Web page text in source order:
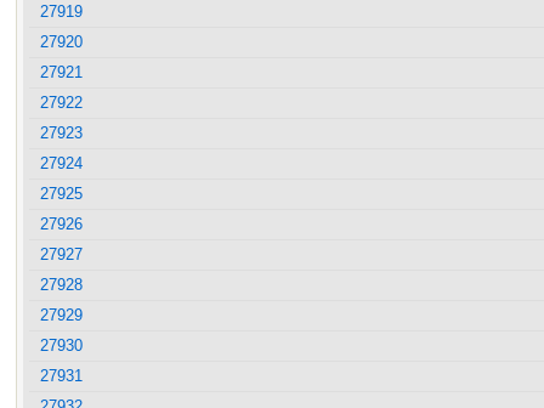
27919
27920
27921
27922
27923
27924
27925
27926
27927
27928
27929
27930
27931